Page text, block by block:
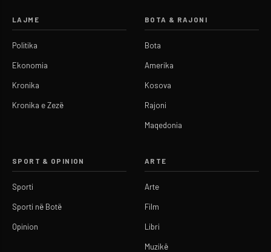
LAJME
Politika
Ekonomia
Kronika
Kronika e Zezë
BOTA & RAJONI
Bota
Amerika
Kosova
Rajoni
Maqedonia
SPORT & OPINION
Sporti
Sporti në Botë
Opinion
ARTE
Arte
Film
Libri
Muzikë